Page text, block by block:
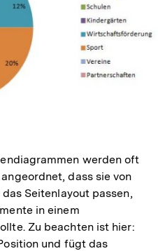
Lightbox
öffnen
werden oft
dass sie von
Seitenlayout passen,
in einem
Zu beachten ist hier:
und fügt das